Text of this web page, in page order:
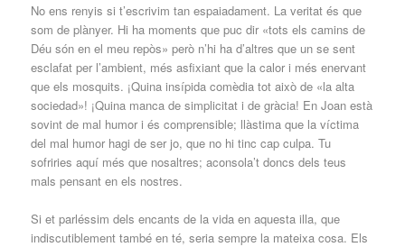
No ens renyis si t’escrivim tan espaiadament. La veritat és que
som de plànyer. Hi ha moments que puc dir «tots els camins de
Déu són en el meu repòs» però n’hi ha d’altres que un se sent
esclafat per l’ambient, més asfixiant que la calor i més enervant
que els mosquits. ¡Quina insípida comèdia tot això de «la alta
sociedad»! ¡Quina manca de simplicitat i de gràcia! En Joan està
sovint de mal humor i és comprensible; llàstima que la víctima
del mal humor hagi de ser jo, que no hi tinc cap culpa. Tu
sofriries aquí més que nosaltres; aconsola’t doncs dels teus
mals pensant en els nostres.
Si et parléssim dels encants de la vida en aquesta illa, que
indiscutiblement també en té, seria sempre la mateixa cosa. Els